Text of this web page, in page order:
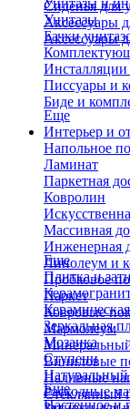
Сиденья для
Аксессуары
Аксессуары
Унитазы и
Унитазы
Бачки
Писсуары и
Биде и
Еще
Интерьер и
Напольное
Ламинат
Паркетная
Ковролин
Массивная
Инженерная
Линолеум и
Пробковое
Паркет
Ковровые
Мармолеум
Виниловые
Наливные
Стеклянный
Еще
Плитка и
Зеркальная
Мозаика
Ступени
Натуральный
Расходные
Еще
Настенное и